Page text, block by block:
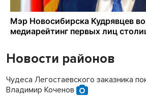
Новости районов
Чудеса Легостаевского заказника
Владимир Коченов